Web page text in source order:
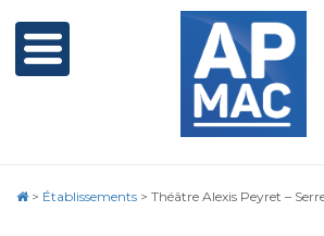
> Établissements > Théâtre Alexis Peyret –